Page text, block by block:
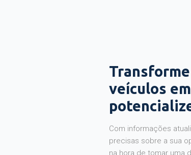
veículos
Com informações
precisas sobre a sua
na hora de tomar uma